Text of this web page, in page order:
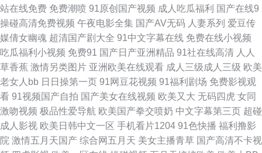
亚洲欧美日韩久久 av大香蕉久久 国产激情内射 麻豆陈可心AV 天天透天天干
91女神孕妇 成人九一 极品女神内射 日逼中文字幕 在线亚洲无毛 超碰91豆花
韩国一级黄色片 欧美综合性 亚洲传媒色图 91在现免费网站 国产精品偷综合
美女sese 日韩午夜福利影院 99这里有精品 含羞草porn 欧洲免费三级片 欧
美另类极度 另类在线 偷拍伊人 肏屄图片吴梦梦 欧美在线A∨ 网站黄免费 91
站在线免费 免费潮喷 91原创国产视频 成人吃瓜福利 国产在线9
操碰高清免费视频 午夜电影全集 国产AV无码 人妻系列 爱豆传
媒倩女幽魂 超清国产剧大全 91中文字幕在线 免费在线小视频
吃瓜福利小视频 免费91 国产日产亚洲精品 91社在线高清 人人
草香蕉 激情另类图片 亚洲欧美在线观看 成人三级成人三级 欧美
老女人bb 日日操第一页 91网豆花视频 91福利剧场 免费影视观
看 91视频国产自拍 国产美女在线视频 欧美又大 无码四虎 女同
激吻视频 极品性爱导航 欧美国产拳交喷奶 中文字幕第三页 超碰
成人影视 欧美日韩中文一区 手机看片1204 91色快播 福利撸影
院 激情五月天国产 综合网五月天 美女主播青草 国产高清不卡视